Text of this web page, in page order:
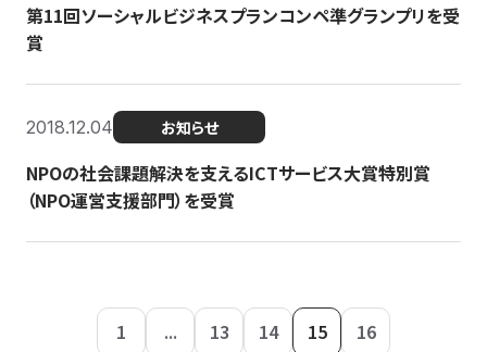
第11回ソーシャルビジネスプランコンペ準グランプリを受
賞
2018.12.04 お知らせ
NPOの社会課題解決を支えるICTサービス大賞特別賞
（NPO運営支援部門）を受賞
1 ... 13 14 15 16